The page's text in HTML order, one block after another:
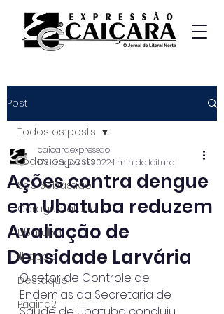
Post
Todos os posts
São Sebastião
Caraguatatuba
Ubatuba
Ilhabela
Destaque
Página2
Todos os posts
Ações contra dengue
em Ubatuba reduzem
Avaliação de
Densidade Larvária
caicaraexpressao
17 de ago. de 20221 min de leitura
O setor de Controle de
Endemias da Secretaria de